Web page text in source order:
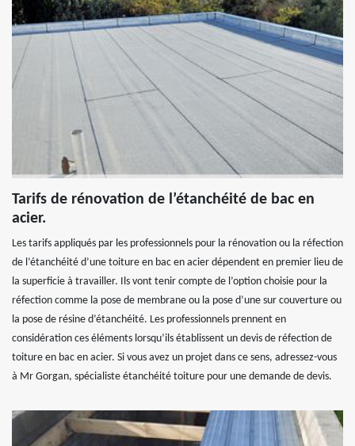
Tarifs de rénovation de l’étanchéité de bac en
acier.
Les tarifs appliqués par les professionnels pour la rénovation ou la réfection
de l’étanchéité d’une toiture en bac en acier dépendent en premier lieu de
la superficie à travailler. Ils vont tenir compte de l’option choisie pour la
réfection comme la pose de membrane ou la pose d’une sur couverture ou
la pose de résine d’étanchéité. Les professionnels prennent en
considération ces éléments lorsqu’ils établissent un devis de réfection de
toiture en bac en acier. Si vous avez un projet dans ce sens, adressez-vous
à Mr Gorgan, spécialiste étanchéité toiture pour une demande de devis.